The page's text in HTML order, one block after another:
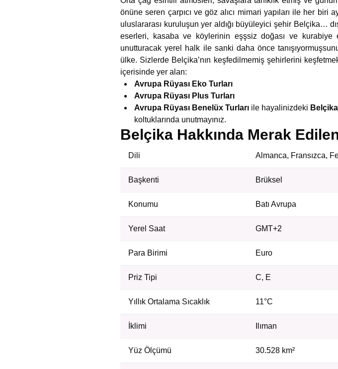
önüne seren çarpıcı ve göz alıcı mimari yapıları ile her
uluslararası kuruluşun yer aldığı büyüleyici şehir Belçika…
eserleri, kasaba ve köylerinin eşşsiz doğası ve kurabiye
unutturacak yerel halk ile sanki daha önce
ülke. Sizlerde Belçika’nın keşfedilmemiş şehirlerini
içerisinde yer alan:
Avrupa Rüyası Eko Turları
Avrupa Rüyası Plus Turları
Avrupa Rüyası Benelüx Turları ile hayalinizdeki
koltuklarında unutmayınız.
Belçika Hakkında Merak
Dili Almanca, Fransızca,
Başkenti Brüksel
Konumu Batı Avrupa
Yerel Saat GMT+2
Para Birimi Euro
Priz Tipi C, E
Yıllık Ortalama Sıcaklık 11°C
İklimi Ilıman
Yüz Ölçümü 30.528 km²